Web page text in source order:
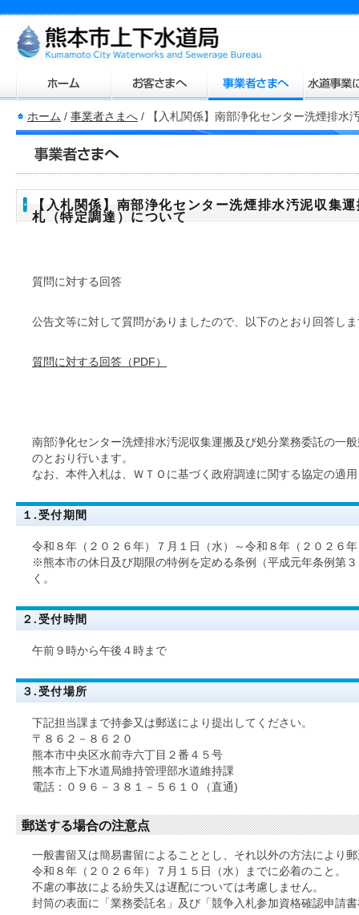
ホーム / 事業者さまへ / 【入札関係】南部浄化センター洗煙排
【入札関係】南部浄化センター洗煙排水汚泥収集
札（特定調達）について
質問に対する回答
公告文等に対して質問がありましたので、以下のとおり回答し
質問に対する回答（PDF）
南部浄化センター洗煙排水汚泥収集運搬及び処分業務委託の一
のとおり行います。
なお、本件入札は、ＷＴＯに基づく政府調達に関する協定の適
１.受付期間
令和８年（２０２６年）７月１日（水）～令和８年（２０２６
※熊本市の休日及び期限の特例を定める条例（平成元年条例第
く。
２.受付時間
午前９時から午後４時まで
３.受付場所
下記担当課まで持参又は郵送により提出してください。
〒８６２－８６２０
熊本市中央区水前寺六丁目２番４５号
熊本市上下水道局維持管理部水道維持課
電話：０９６－３８１－５６１０（直通)
郵送する場合の注意点
一般書留又は簡易書留によることとし、それ以外の方法により
令和８年（２０２６年）７月１５日（水）までに必着のこと。
不慮の事故による紛失又は遅配については考慮しません。
封筒の表面に「業務委託名」及び「競争入札参加資格確認申請